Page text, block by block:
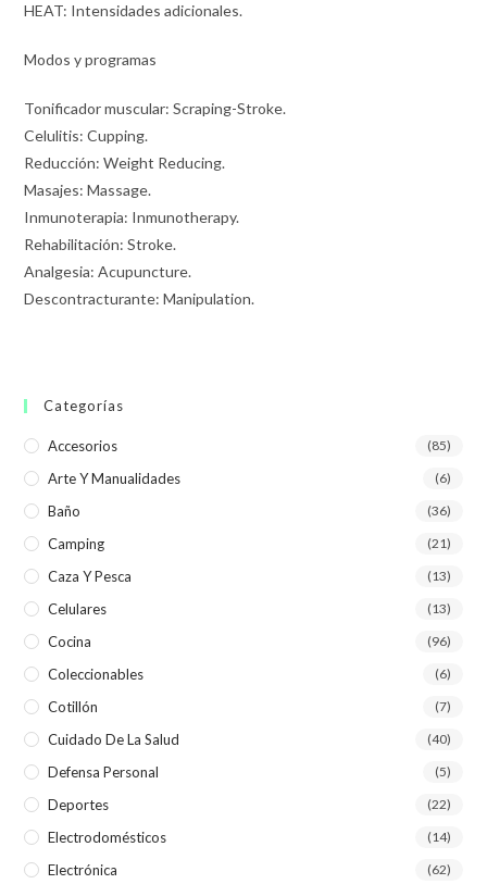
HEAT: Intensidades adicionales.
Modos y programas
Tonificador muscular: Scraping-Stroke.
Celulitis: Cupping.
Reducción: Weight Reducing.
Masajes: Massage.
Inmunoterapia: Inmunotherapy.
Rehabilitación: Stroke.
Analgesia: Acupuncture.
Descontracturante: Manipulation.
Categorías
Accesorios (85)
Arte Y Manualidades (6)
Baño (36)
Camping (21)
Caza Y Pesca (13)
Celulares (13)
Cocina (96)
Coleccionables (6)
Cotillón (7)
Cuidado De La Salud (40)
Defensa Personal (5)
Deportes (22)
Electrodomésticos (14)
Electrónica (62)